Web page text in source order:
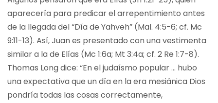
aparecería para predicar el arrepentimiento antes
de la llegada del “Día de Yahveh” (Mal. 4:5-6; cf. Mc
9:11-13). Así, Juan es presentado con una vestimenta
similar a la de Elías (Mc 1:6a; Mt 3:4a; cf. 2 Re 1:7-8).
Thomas Long dice: “En el judaísmo popular … hubo
una expectativa que un día en la era mesiánica Dios
pondría todas las cosas correctamente,